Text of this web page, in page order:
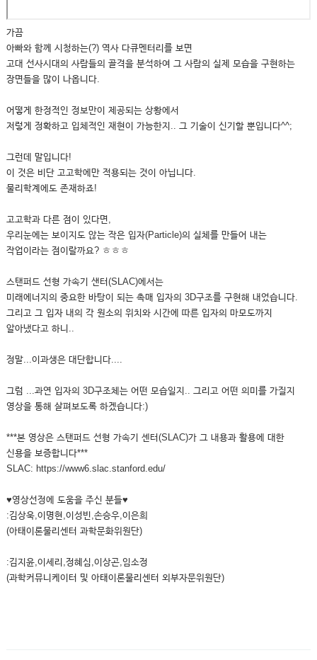
가끔
아빠와 함께 시청하는(?) 역사 다큐멘터리를 보면
고대 선사시대의 사람들의 골격을 분석하여 그 사람의 실제 모습을 구현하는
장면들을 많이 나옵니다.
어떻게 한정적인 정보만이 제공되는 상황에서
저렇게 정확하고 입체적인 재현이 가능한지.. 그 기술이 신기할 뿐입니다^^;
그런데 말입니다!
이 것은 비단 고고학에만 적용되는 것이 아닙니다.
물리학계에도 존재하죠!
고고학과 다른 점이 있다면,
우리눈에는 보이지도 않는 작은 입자(Particle)의 실체를 만들어 내는
작업이라는 점이랄까요? ㅎㅎㅎ
스탠퍼드 선형 가속기 샌터(SLAC)에서는
미래에너지의 중요한 바탕이 되는 촉매 입자의 3D구조를 구현해 내었습니다.
그리고 그 입자 내의 각 원소의 위치와 시간에 따른 입자의 마모도까지
알아냈다고 하니..
정말...이과생은 대단합니다....
그럼 ...과연 입자의 3D구조체는 어떤 모습일지.. 그리고 어떤 의미를 가질지
영상을 통해 살펴보도록 하겠습니다:)
***본 영상은 스탠퍼드 선형 가속기 센터(SLAC)가 그 내용과 활용에 대한
신용을 보증합니다***
SLAC: https://www6.slac.stanford.edu/
♥영상선정에 도움을 주신 분들♥
:김상욱,이명현,이성빈,손승우,이은희
(아태이론물리센터 과학문화위원단)
:김지윤,이세리,정혜심,이상곤,임소정
(과학커뮤니케이터 및 아태이론물리센터 외부자문위원단)